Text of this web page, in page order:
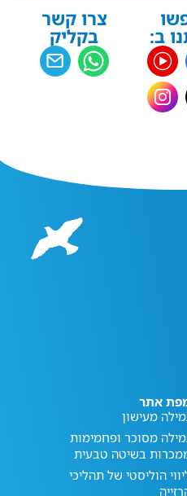
ב:
צרו קשר
בקליק
אתר
מעישון
מסוכר ופחמימות
בשיטה טבעית
הוליסטי של תהליכי